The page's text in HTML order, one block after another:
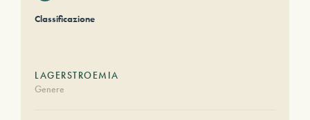
Classificazione
LAGERSTROEMIA
Genere